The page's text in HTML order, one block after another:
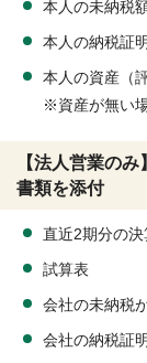
本人の未納税
本人の納税証
本人の資産（
※資産が無い
【法人営業の
書類を添付
直近2期分の
試算表
会社の未納税
会社の納税証